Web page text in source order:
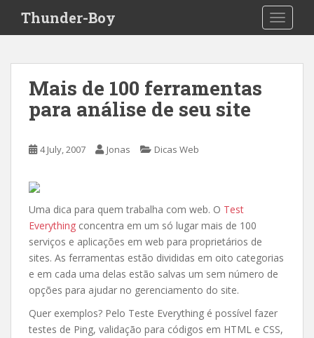
i
Thunder-Boy
Mais de 100 ferramentas
para análise de seu site
4 July, 2007 Jonas Dicas Web
Uma dica para quem trabalha com web. O Test
Everything concentra em um só lugar mais de 100
serviços e aplicações em web para proprietários de
sites. As ferramentas estão divididas em oito categorias
e em cada uma delas estão salvas um sem número de
opções para ajudar no gerenciamento do site.
Quer exemplos? Pelo Teste Everything é possível fazer
testes de Ping, validação para códigos em HTML e CSS,